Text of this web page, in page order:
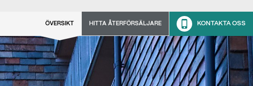
KONTAKTA OSS
ÖVERSIKT HITTA ÅTERFÖRSÄLJARE